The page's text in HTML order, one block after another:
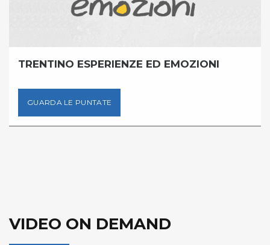
TRENTINO ESPERIENZE ED EMOZIONI
GUARDA LE PUNTATE
VIDEO ON DEMAND